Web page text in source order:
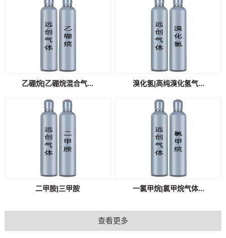
乙硼烷|乙硼烷混合气... 溴化氢|高纯溴化氢气...
二甲胺|三甲胺 一氯甲烷|氯甲烷气体...
查看更多